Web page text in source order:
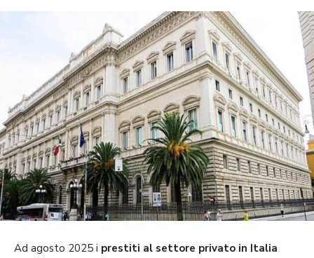
Ad agosto 2025 i prestiti al settore privato in Italia